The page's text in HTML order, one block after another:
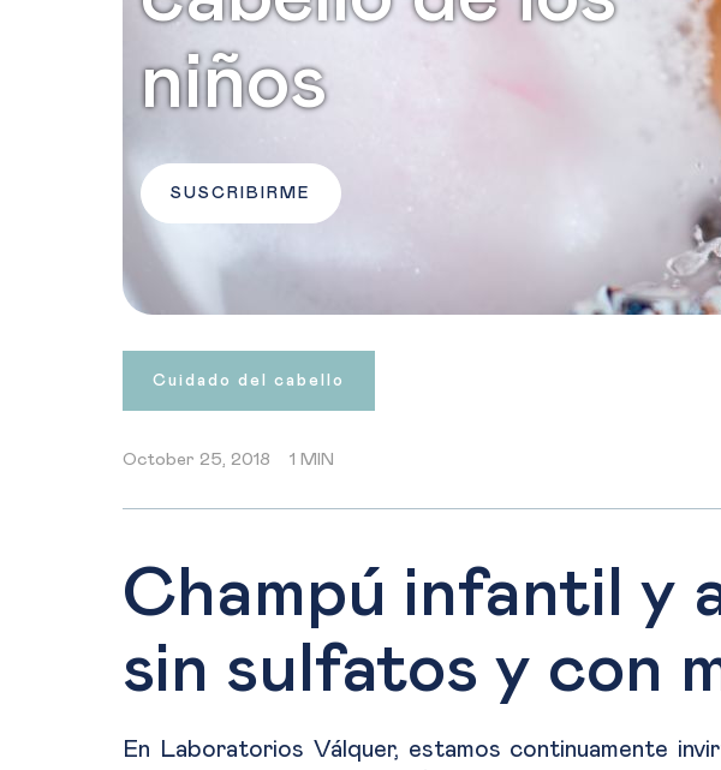
niños
SUSCRIBIRME
Cuidado del cabello
October 25, 2018 1 MIN
Champú infantil y
sin sulfatos y con
En Laboratorios Válquer, estamos continuamente